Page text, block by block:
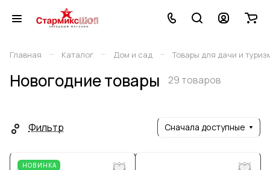
Главная – Каталог – Дом и сад – Товары для дачи и
Новогодние товары 29 товаров
Фильтр Сначала доступные
НОВИНКА